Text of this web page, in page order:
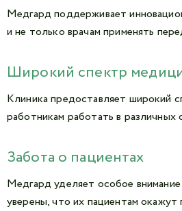
Медгард поддерживает
и не только врачам применять
Широкий спектр
Клиника предоставляет широкий
работникам работать в
Забота о пациентах
Медгард уделяет особое
уверены, что их пациентам